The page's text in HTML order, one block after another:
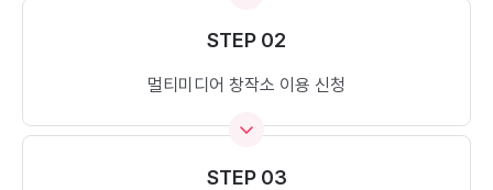
STEP 02
멀티미디어 창작소 이용 신청
STEP 03